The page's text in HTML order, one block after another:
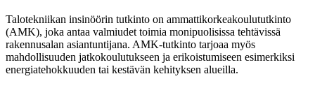
Talotekniikan insinöörin tutkinto on ammattikorkeakoulututkinto
(AMK), joka antaa valmiudet toimia monipuolisissa tehtävissä
rakennusalan asiantuntijana. AMK-tutkinto tarjoaa myös
mahdollisuuden jatkokoulutukseen ja erikoistumiseen esimerkiksi
energiatehokkuuden tai kestävän kehityksen alueilla.